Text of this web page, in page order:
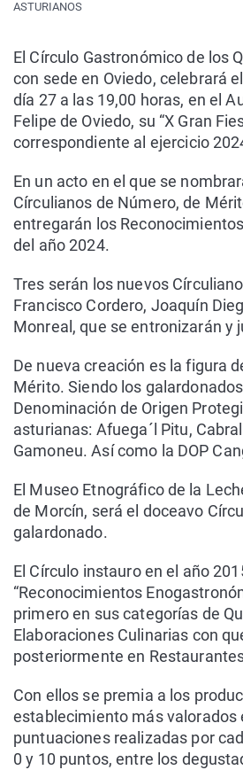
ASTURIANOS
El Círculo Gastronómico de los
con sede en Oviedo, celebrará
día 27 a las 19,00 horas, en el
Felipe de Oviedo, su “X Gran
correspondiente al ejercicio
En un acto en el que se
Círculianos de Número, de
entregarán los
del año 2024.
Tres serán los nuevos
Francisco Cordero, Joaquín
Monreal, que se entronizarán y
De nueva creación es la figura
Mérito. Siendo los
Denominación de Origen
asturianas: Afuega´l Pitu,
Gamoneu. Así como la DOP
El Museo Etnográfico de la
de Morcín, será el doceavo
galardonado.
​El Círculo instauro en el año
“Reconocimientos
primero en sus categorías de
Elaboraciones Culinarias con
posteriormente en
​Con ellos se premia a los
establecimiento más valorados
puntuaciones realizadas por
0 y 10 puntos, entre los